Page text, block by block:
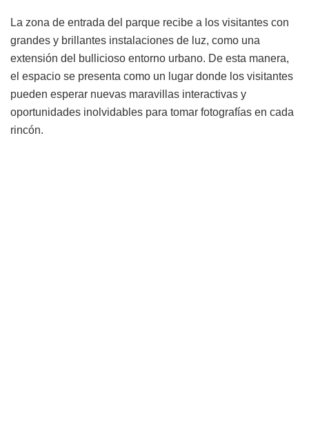
La zona de entrada del parque recibe a los visitantes con
grandes y brillantes instalaciones de luz, como una
extensión del bullicioso entorno urbano. De esta manera,
el espacio se presenta como un lugar donde los visitantes
pueden esperar nuevas maravillas interactivas y
oportunidades inolvidables para tomar fotografías en cada
rincón.